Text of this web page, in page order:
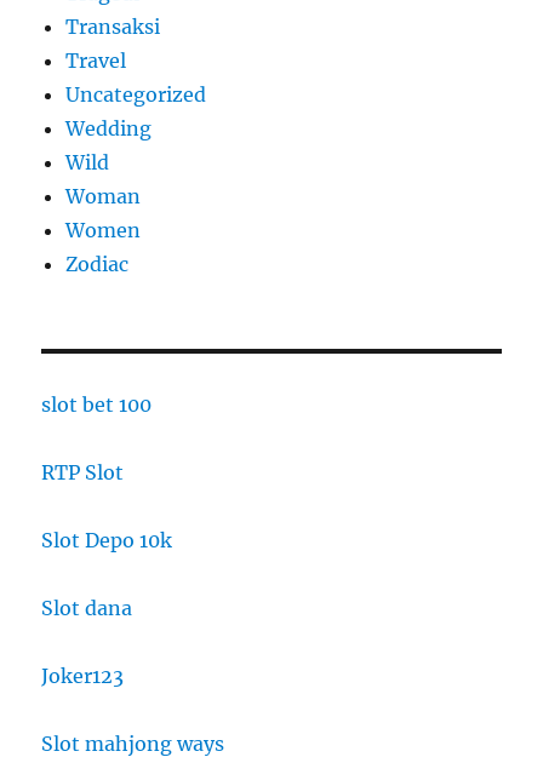
Transaksi
Travel
Uncategorized
Wedding
Wild
Woman
Women
Zodiac
slot bet 100
RTP Slot
Slot Depo 10k
Slot dana
Joker123
Slot mahjong ways